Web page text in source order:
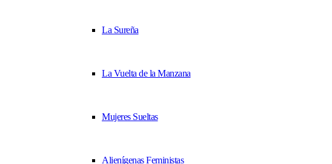
La Sureña
La Vuelta de la Manzana
Mujeres Sueltas
Alienígenas Feministas